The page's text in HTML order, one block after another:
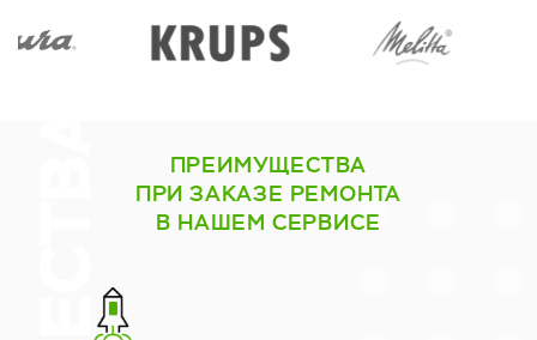
ПРЕИМУЩЕСТВА
ПРИ ЗАКАЗЕ РЕМОНТА
В НАШЕМ СЕРВИСЕ